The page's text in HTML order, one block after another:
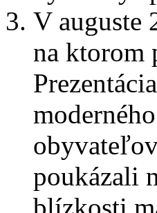
V auguste
na ktorom
poukázali
blízkosti